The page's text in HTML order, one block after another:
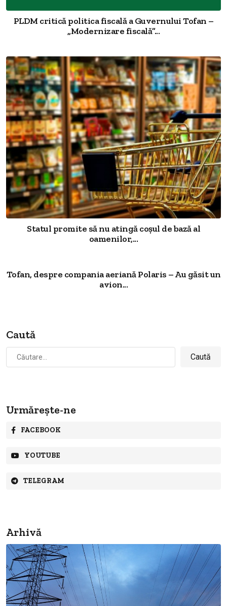
PLDM critică politica fiscală a Guvernului Tofan –
„Modernizare fiscală”...
Statul promite să nu atingă coșul de bază al
oamenilor,...
Tofan, despre compania aeriană Polaris – Au găsit un
avion...
Caută
Caută
după:
Urmărește-ne
FACEBOOK
YOUTUBE
TELEGRAM
Arhivă